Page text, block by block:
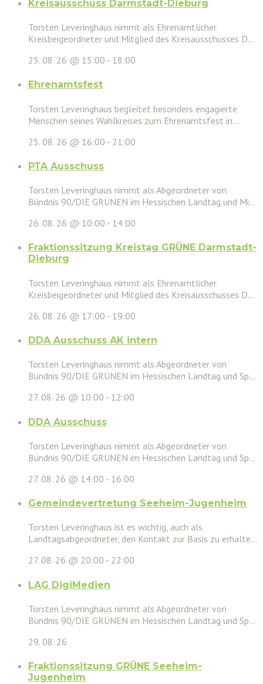
Kreisausschuss Darmstadt-Dieburg
Torsten Leveringhaus nimmt als Ehrenamtlicher
Kreisbeigeordneter und Mitglied des Kreisausschusses D...
25. 08. 26 @ 15:00 - 18:00
Ehrenamtsfest
Torsten Leveringhaus begleitet besonders engagierte
Menschen seines Wahlkreises zum Ehrenamtsfest in...
25. 08. 26 @ 16:00 - 21:00
PTA Ausschuss
Torsten Leveringhaus nimmt als Abgeordneter von
Bündnis 90/DIE GRÜNEN im Hessischen Landtag und Mi...
26. 08. 26 @ 10:00 - 14:00
Fraktionssitzung Kreistag GRÜNE Darmstadt-
Dieburg
Torsten Leveringhaus nimmt als Ehrenamtlicher
Kreisbeigeordneter und Mitglied des Kreisausschusses D...
26. 08. 26 @ 17:00 - 19:00
DDA Ausschuss AK intern
Torsten Leveringhaus nimmt als Abgeordneter von
Bündnis 90/DIE GRÜNEN im Hessischen Landtag und Sp...
27. 08. 26 @ 10:00 - 12:00
DDA Ausschuss
Torsten Leveringhaus nimmt als Abgeordneter von
Bündnis 90/DIE GRÜNEN im Hessischen Landtag und Sp...
27. 08. 26 @ 14:00 - 16:00
Gemeindevertretung Seeheim-Jugenheim
Torsten Leveringhaus ist es wichtig, auch als
Landtagsabgeordneter, den Kontakt zur Basis zu erhalte...
27. 08. 26 @ 20:00 - 22:00
LAG DigiMedien
Torsten Leveringhaus nimmt als Abgeordneter von
Bündnis 90/DIE GRÜNEN im Hessischen Landtag und Sp...
29. 08. 26
Fraktionssitzung GRÜNE Seeheim-
Jugenheim